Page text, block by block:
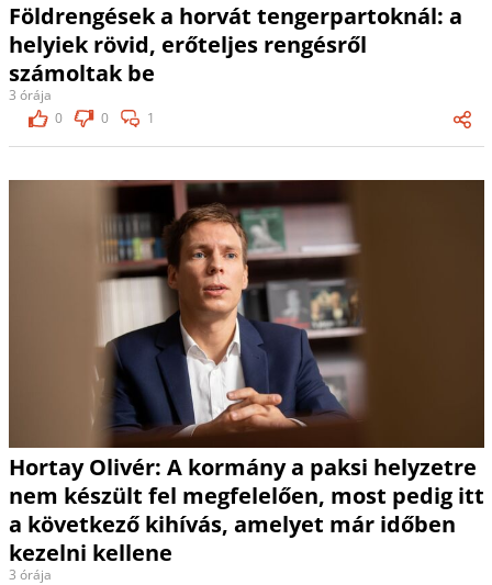
Földrengések a horvát tengerpartoknál: a
helyiek rövid, erőteljes rengésről
számoltak be
3 órája
0
0 1
Hortay Olivér: A kormány a paksi helyzetre
nem készült fel megfelelően, most pedig itt
a következő kihívás, amelyet már időben
kezelni kellene
3 órája